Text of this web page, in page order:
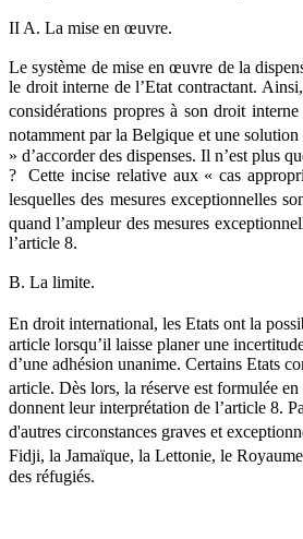
II A. La mise en œuvre.
Le système de mise en œuvre de la
le droit interne de l’Etat contractant.
considérations propres à son droit
notamment par la Belgique et une
» d’accorder des dispenses. Il n’est plus
? Cette incise relative aux « cas
lesquelles des mesures exceptionnelles
quand l’ampleur des mesures
l’article 8.
B. La limite.
En droit international, les Etats ont la
article lorsqu’il laisse planer une
d’une adhésion unanime. Certains Etats
article. Dès lors, la réserve est formulée
donnent leur interprétation de l’article 8.
d'autres circonstances graves et
Fidji, la Jamaïque, la Lettonie, le
des réfugiés.